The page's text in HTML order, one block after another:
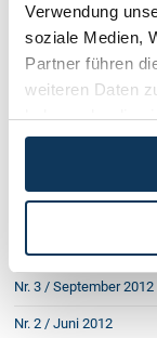
Verwendung
soziale Medien,
Partner führen
weiteren Daten
haben oder die
gesammelt
Nr. 3 / Juni 2014
Nr. 2 / März 2014
Nr. 1 / Jänner 2014
Nr. 3 / September 2013
Nr. 4 / Dezember 2012
Nr. 3 / September 2012
Nr. 2 / Juni 2012